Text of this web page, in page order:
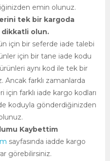
emin olunuz.
tek bir kargoda
olun.
için bir seferde iade talebi
için bir tane iade kodu
aynı kod ile tek bir
Ancak farklı zamanlarda
farklı iade kargo kodları
koduyla gönderdiğinizden
Kaybettim
sayfasında iadde kargo
görebilirsiniz.